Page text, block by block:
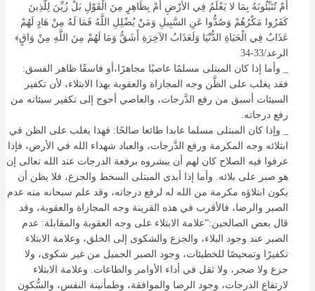
أَمْ تُنَبِّئُونَهُ بِمَا لا يَعْلَمُ فِي الأرْضِ أَمْ بِظَاهِرٍ مِنَ الْقَوْلِ بَلْ زُيِّنَ لِلَّذِينَ
كَفَرُوا مَكْرُهُمْ وَصُدُّوا عَنِ السَّبِيلِ وَمَنْ يُضْلِلِ اللَّهُ فَمَا لَهُ مِنْ هَادٍ لَهُمْ
عَذَابٌ فِي الْحَيَاةِ الدُّنْيَا وَلَعَذَابُ الآخِرَةِ أَشَقُّ وَمَا لَهُمْ مِنَ اللَّهِ مِنْ وَاقٍ﴾
الرعد/33-34
_ وأما إذا كان المبتلى مسلمًا عاصيًا مجاهرًا،أو فاسقًا ظاهر الفسق:
فقد يغلب على الظَّن وجه المجازاة والعقوبة بهذا الابتلاء، لأن تكفير
السيئات أسبق من رفع الدَّرجات، والعاصي أحوج إلى تكفير سيئاته من
رفع درجاته.
_ وإذا كان المبتلى مسلما عابدا طائعا صالحًا: فهذا يغلب على الظن في
ابتلائه وجه المكرمة ورفع الدَّرجات، والعباد شهداء الله في الأرض، فإذا
عرفوا فيه الصلاح كان لهم أن يبشروه برفعة الدرجات عند الله تعالى إن
هو صبر على بلائه. وأما إذا أبدى المبتلى السخط والجزع، فلا يظن أن
يكون ابتلاؤه مكرمة من الله له لرفع درجاته، وقد علم سبحانه منه عدم
الصبر والرضا، فالأقرب في هذه القرينة وجه المجازاة والعقوبة، وقد
قال بعض الصالحين:”علامة الابتلاء على وجه العقوبة والمقابلة: عدم
الصبر عند وجود البلاء، والجزع والشكوى إلى الخلق، وعلامة الابتلاء
تكفيرًا وتمحيصًا للخطيئات، وجود الصبر الجميل من غير شكوى، ولا
جزع ولا ضجر، ولا ثقل في أداء الأوامر والطاعات. وعلامة الابتلاء
لارتفاع الدرجات، وجود الرضا والموافقة، وطمأنينة النفس، والسُّكون